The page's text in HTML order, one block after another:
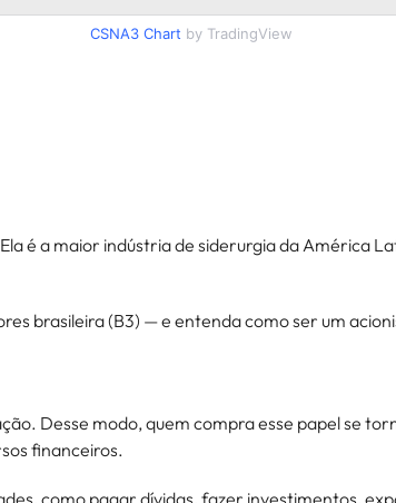
CSNA3 Chart by TradingView
é a maior indústria de siderurgia da América
brasileira (B3) — e entenda como ser um
Desse modo, quem compra esse papel se
financeiros.
como pagar dívidas, fazer investimentos,